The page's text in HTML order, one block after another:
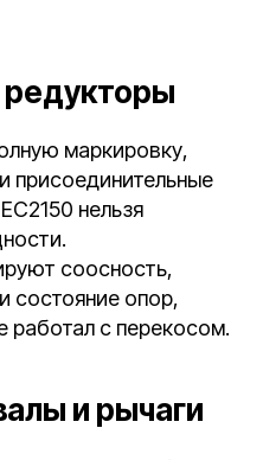
маркировку,
присоединительные
нельзя
соосность,
состояние опор,
работал с перекосом.
и рычаги